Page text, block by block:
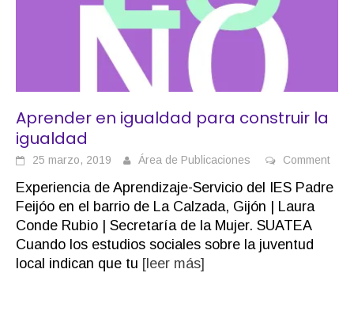
Aprender en igualdad para construir la
igualdad
25 marzo, 2019 Área de Publicaciones Comment
Experiencia de Aprendizaje-Servicio del IES Padre
Feijóo en el barrio de La Calzada, Gijón | Laura
Conde Rubio | Secretaría de la Mujer. SUATEA
Cuando los estudios sociales sobre la juventud
local indican que tu [leer más]